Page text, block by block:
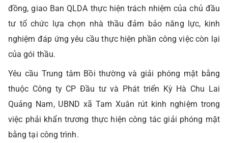
đồng, giao Ban QLDA thực hiện trách nhiệm của chủ đầu
tư tổ chức lựa chọn nhà thầu đảm bảo năng lực, kinh
nghiệm đáp ứng yêu cầu thực hiện phần công việc còn lại
của gói thầu.
Yêu cầu Trung tâm Bồi thường và giải phóng mặt bằng
thuộc Công ty CP Đầu tư và Phát triển Kỳ Hà Chu Lai
Quảng Nam, UBND xã Tam Xuân rút kinh nghiệm trong
việc phải khẩn trương thực hiện công tác giải phóng mặt
bằng tại công trình.